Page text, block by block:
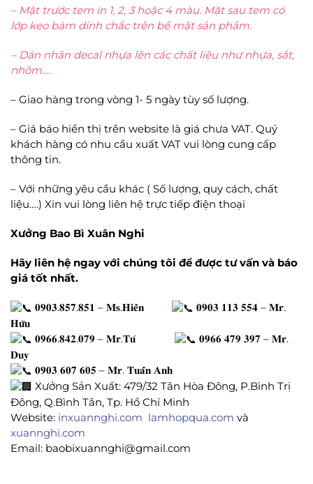
– Mặt trước tem in 1, 2, 3 hoặc 4 màu. Mặt sau tem có
lớp keo bám dính chắc trên bề mặt sản phẩm.
– Dán nhãn decal nhựa lên các chất liệu như nhựa, sắt,
nhôm….
– Giao hàng trong vòng 1- 5 ngày tùy số lượng.
– Giá báo hiển thị trên website là giá chưa VAT. Quý
khách hàng có nhu cầu xuất VAT vui lòng cung cấp
thông tin.
– Với những yêu cầu khác ( Số lượng, quy cách, chất
liệu….) Xin vui lòng liên hệ trực tiếp điện thoại
Xưởng Bao Bì Xuân Nghi
Hãy liên hệ ngay với chúng tôi để được tư vấn và báo
giá tốt nhất.
𝟎𝟗𝟎𝟑.𝟖𝟓𝟕.𝟖𝟓𝟏 – 𝐌𝐬.𝐇𝐢𝐞̂̀𝐧
𝟎𝟗𝟎𝟑 𝟏𝟏𝟑 𝟓𝟓𝟒 – 𝐌𝐫.
𝐇𝐮̛̃𝐮
𝟎𝟗𝟔𝟔.𝟖𝟒𝟐.𝟎𝟕𝟗 – 𝐌𝐫.𝐓𝐮́
𝟎𝟗𝟔𝟔 𝟒𝟕𝟗 𝟑𝟗𝟕 – 𝐌𝐫.
𝐃𝐮𝐲
𝟎𝟗𝟎𝟑 𝟔𝟎𝟕 𝟔𝟎𝟓 – 𝐌𝐫. 𝐓𝐮𝐚̂́𝐧 𝐀𝐧𝐡
Xưởng Sản Xuất: 479/32 Tân Hòa Đông, P.Bình Trị
Đông, Q.Bình Tân, Tp. Hồ Chí Minh
Website: inxuannghi.com lamhopqua.com và
xuannghi.com
Email: baobixuannghi@gmail.com